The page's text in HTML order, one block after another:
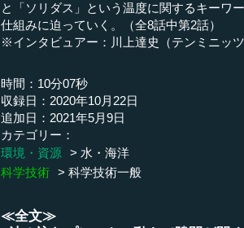
と「ソリダス」という温度に関するキーワ
仕組みに迫っていく。（全8話中第2話）
※インタビュアー：川上達史（テンミニッツ
時間：10分07秒
収録日：2020年10月22日
追加日：2021年5月9日
カテゴリー：
環境・資源
水・海洋
科学技術
科学技術一般
≪全文≫